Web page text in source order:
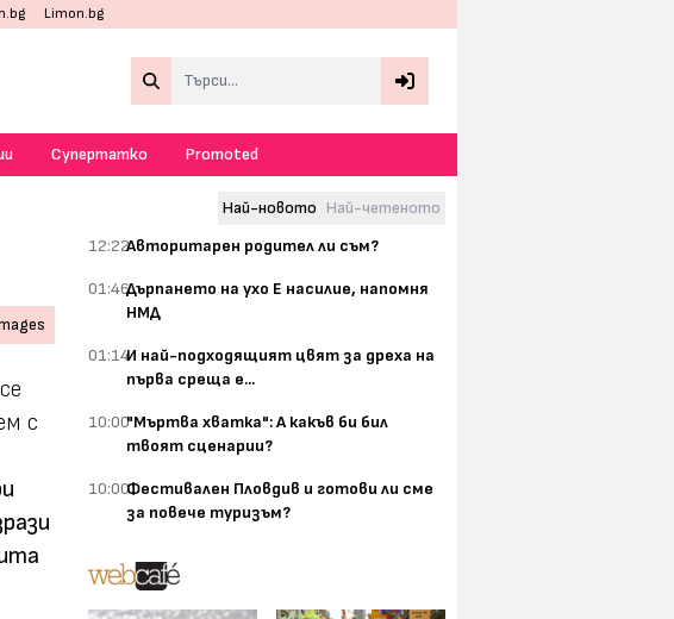
Limon.bg
Супертатко Promoted
с
Най-новото Най-четеното
12:22Авторитарен родител ли съм?
01:46Дърпането на ухо Е насилие, напомня
НМД
01:14И най-подходящият цвят за дреха на
първа среща е...
10:00"Мъртва хватка": А какъв би бил
твоят сценарии?
10:00Фестивален Пловдив и готови ли сме
за повече туризъм?